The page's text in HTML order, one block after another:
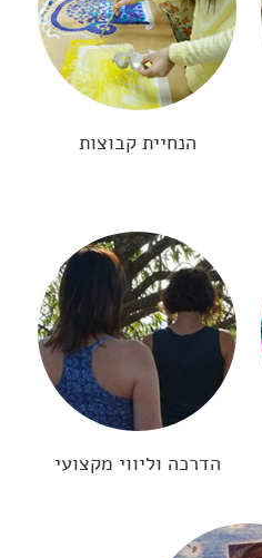
הנחיית קבוצות
הדרכה וליווי מקצועי